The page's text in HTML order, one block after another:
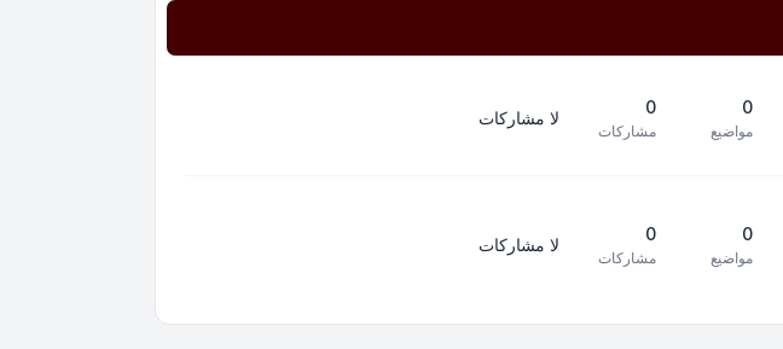
0
مواضيع
0
مشاركات
لا مشاركات
0
مواضيع
0
مشاركات
لا مشاركات